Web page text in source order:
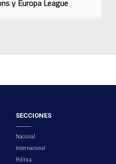
y Europa League
SECCIONES
Nacional
Internacional
Política